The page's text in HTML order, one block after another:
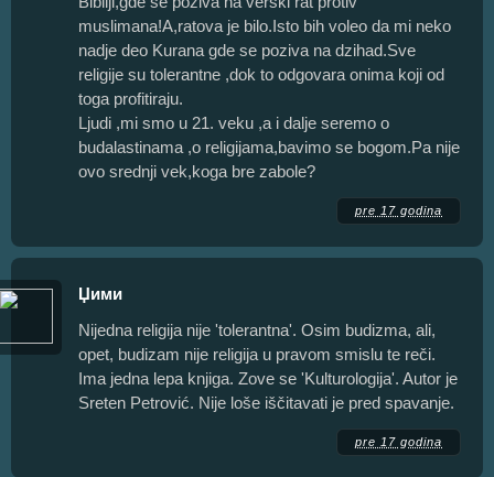
muslimana!A,ratova je bilo.Isto bih voleo da mi neko
nadje deo Kurana gde se poziva na dzihad.Sve
religije su tolerantne ,dok to odgovara onima koji od
toga profitiraju.
Ljudi ,mi smo u 21. veku ,a i dalje seremo o
budalastinama ,o religijama,bavimo se bogom.Pa nije
ovo srednji vek,koga bre zabole?
pre 17 godina
Џими
Nijedna religija nije 'tolerantna'. Osim budizma, ali,
opet, budizam nije religija u pravom smislu te reči.
Ima jedna lepa knjiga. Zove se 'Kulturologija'. Autor je
Sreten Petrović. Nije loše iščitavati je pred spavanje.
pre 17 godina